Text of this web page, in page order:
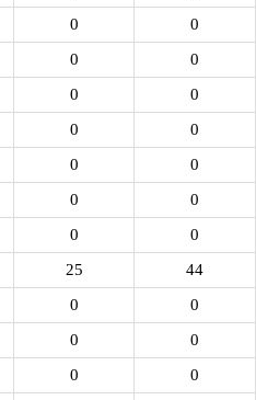
0
0
0
0
0
0
0
0
0
0
0
0
0
0
25
44
0
0
0
0
0
0